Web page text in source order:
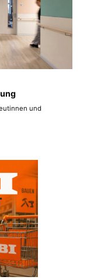
und